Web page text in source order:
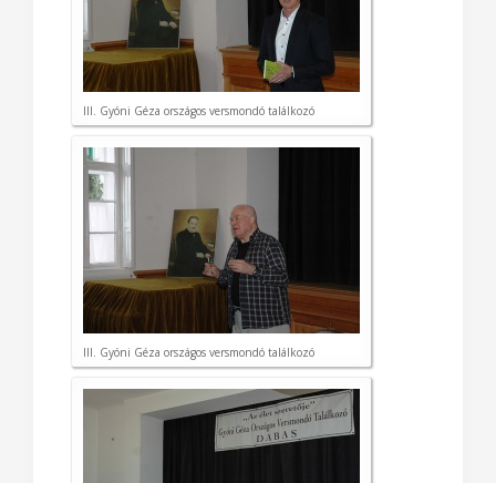
III. Gyóni Géza országos versmondó találkozó
III. Gyóni Géza országos versmondó találkozó